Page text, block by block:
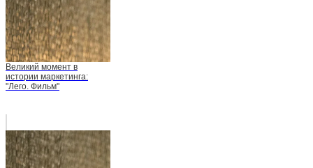
Великий момент в
истории маркетинга:
"Лего. Фильм"